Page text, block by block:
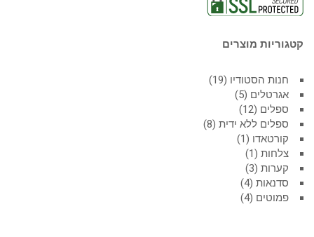
קטגוריות מוצרים
חנות הסטודיו
19
אגרטלים 5
ספלים 12
ספלים ללא ידית 8
קורטאדו
1
צלחות
1
קערות 3
סדנאות 4
פמוטים 4